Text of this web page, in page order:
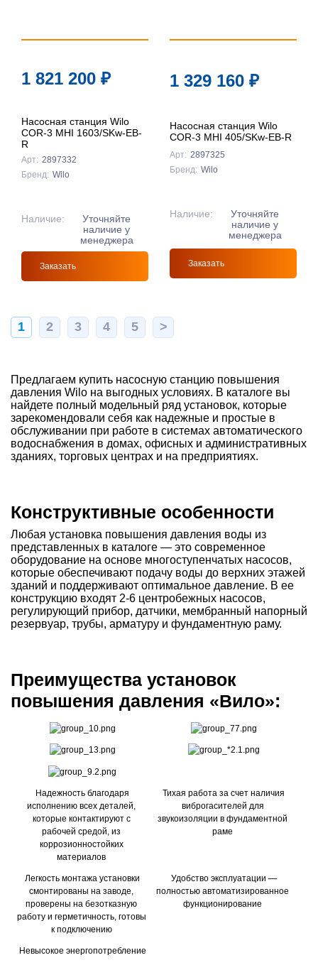
1 821 200 ₽
Насосная станция Wilo
COR-3 MHI 1603/SKw-EB-
R
Арт: 2897332
Бренд: Wilo
Наличие:
Уточняйте
наличие у
менеджера
Заказать
1 329 160 ₽
Насосная станция Wilo
COR-3 MHI 405/SKw-EB-R
Арт: 2897325
Бренд: Wilo
Наличие:
Уточняйте
наличие у
менеджера
Заказать
1 2 3 4 5 >
Предлагаем купить насосную станцию повышения
давления Wilo на выгодных условиях. В каталоге вы
найдете полный модельный ряд установок, которые
зарекомендовали себя как надежные и простые в
обслуживании при работе в системах автоматического
водоснабжения в домах, офисных и административных
зданиях, торговых центрах и на предприятиях.
Конструктивные особенности
Любая установка повышения давления воды из
представленных в каталоге — это современное
оборудование на основе многоступенчатых насосов,
которые обеспечивают подачу воды до верхних этажей
зданий и поддерживают оптимальное давление. В ее
конструкцию входят 2-6 центробежных насосов,
регулирующий прибор, датчики, мембранный напорный
резервуар, трубы, арматуру и фундаментную раму.
Преимущества установок
повышения давления «Вило»:
Надежность благодаря
исполнению всех деталей,
которые контактируют с
рабочей средой, из
коррозионностойких
материалов
Тихая работа за счет наличия
виброгасителей для
звукоизоляции в фундаментной
раме
Легкость монтажа установки
смонтированы на заводе,
проверены на безотказную
работу и герметичность, готовы
к подключению
Удобство эксплуатации —
полностью автоматизированное
функционирование
Невысокое энергопотребление